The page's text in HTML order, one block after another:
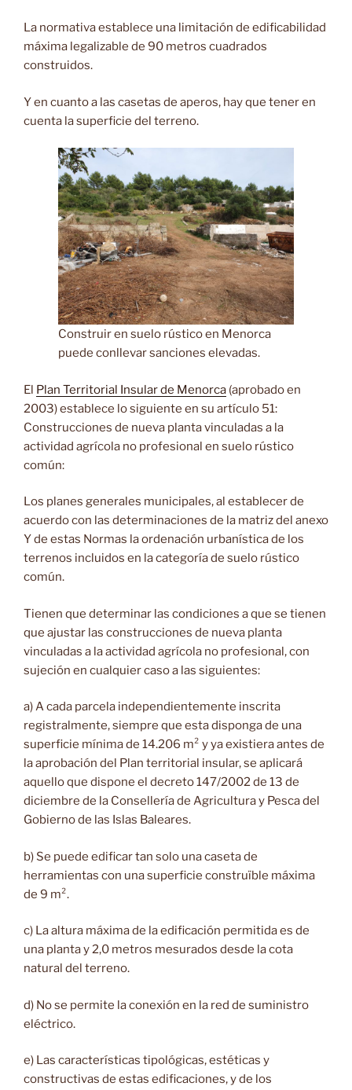
La normativa establece una limitación de edificabilidad
máxima legalizable de 90 metros cuadrados
construidos.
Y en cuanto a las casetas de aperos, hay que tener en
cuenta la superficie del terreno.
Construir en suelo rústico en Menorca
puede conllevar sanciones elevadas.
El Plan Territorial Insular de Menorca (aprobado en
2003) establece lo siguiente en su artículo 51:
Construcciones de nueva planta vinculadas a la
actividad agrícola no profesional en suelo rústico
común:
Los planes generales municipales, al establecer de
acuerdo con las determinaciones de la matriz del anexo
Y de estas Normas la ordenación urbanística de los
terrenos incluidos en la categoría de suelo rústico
común.
Tienen que determinar las condiciones a que se tienen
que ajustar las construcciones de nueva planta
vinculadas a la actividad agrícola no profesional, con
sujeción en cualquier caso a las siguientes:
a) A cada parcela independientemente inscrita
registralmente, siempre que esta disponga de una
superficie mínima de 14.206 m² y ya existiera antes de
la aprobación del Plan territorial insular, se aplicará
aquello que dispone el decreto 147/2002 de 13 de
diciembre de la Consellería de Agricultura y Pesca del
Gobierno de las Islas Baleares.
b) Se puede edificar tan solo una caseta de
herramientas con una superficie construïble máxima
de 9 m².
c) La altura máxima de la edificación permitida es de
una planta y 2,0 metros mesurados desde la cota
natural del terreno.
d) No se permite la conexión en la red de suministro
eléctrico.
e) Las características tipológicas, estéticas y
constructivas de estas edificaciones, y de los